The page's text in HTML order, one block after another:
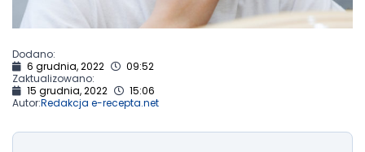
Dodano:
6 grudnia, 2022
09:52
Zaktualizowano:
15 grudnia, 2022
15:06
Autor:Redakcja e-recepta.net